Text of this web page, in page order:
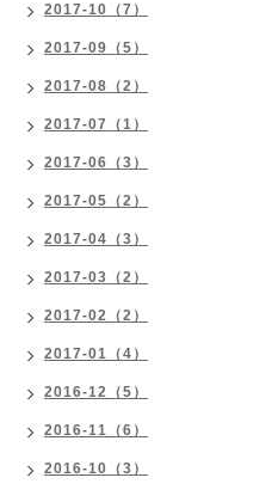
2017-10（7）
2017-09（5）
2017-08（2）
2017-07（1）
2017-06（3）
2017-05（2）
2017-04（3）
2017-03（2）
2017-02（2）
2017-01（4）
2016-12（5）
2016-11（6）
2016-10（3）